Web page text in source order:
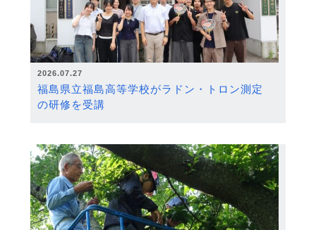
2026.07.27
福島県立福島高等学校がラドン・トロン測定
の研修を受講